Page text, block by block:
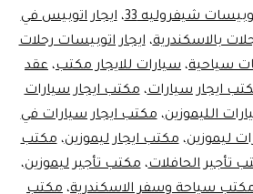
شيفروليه 33 ،ايجار اتوبيس في
بالاسكندرية،ايجار اتوبيسات رحلات
سياحية، سيارات للايجار مكتب، عقد
ايجار سيارات،مكتب ايجار سيارات
الليموزين،مكتب ايجار سيارات في
ليموزين،مكتب ايجار ليموزين،مكتب
تأجير الحافلات،مكتب تأجير ليموزين،
سياحة وسفر الاسكندرية، مكتب